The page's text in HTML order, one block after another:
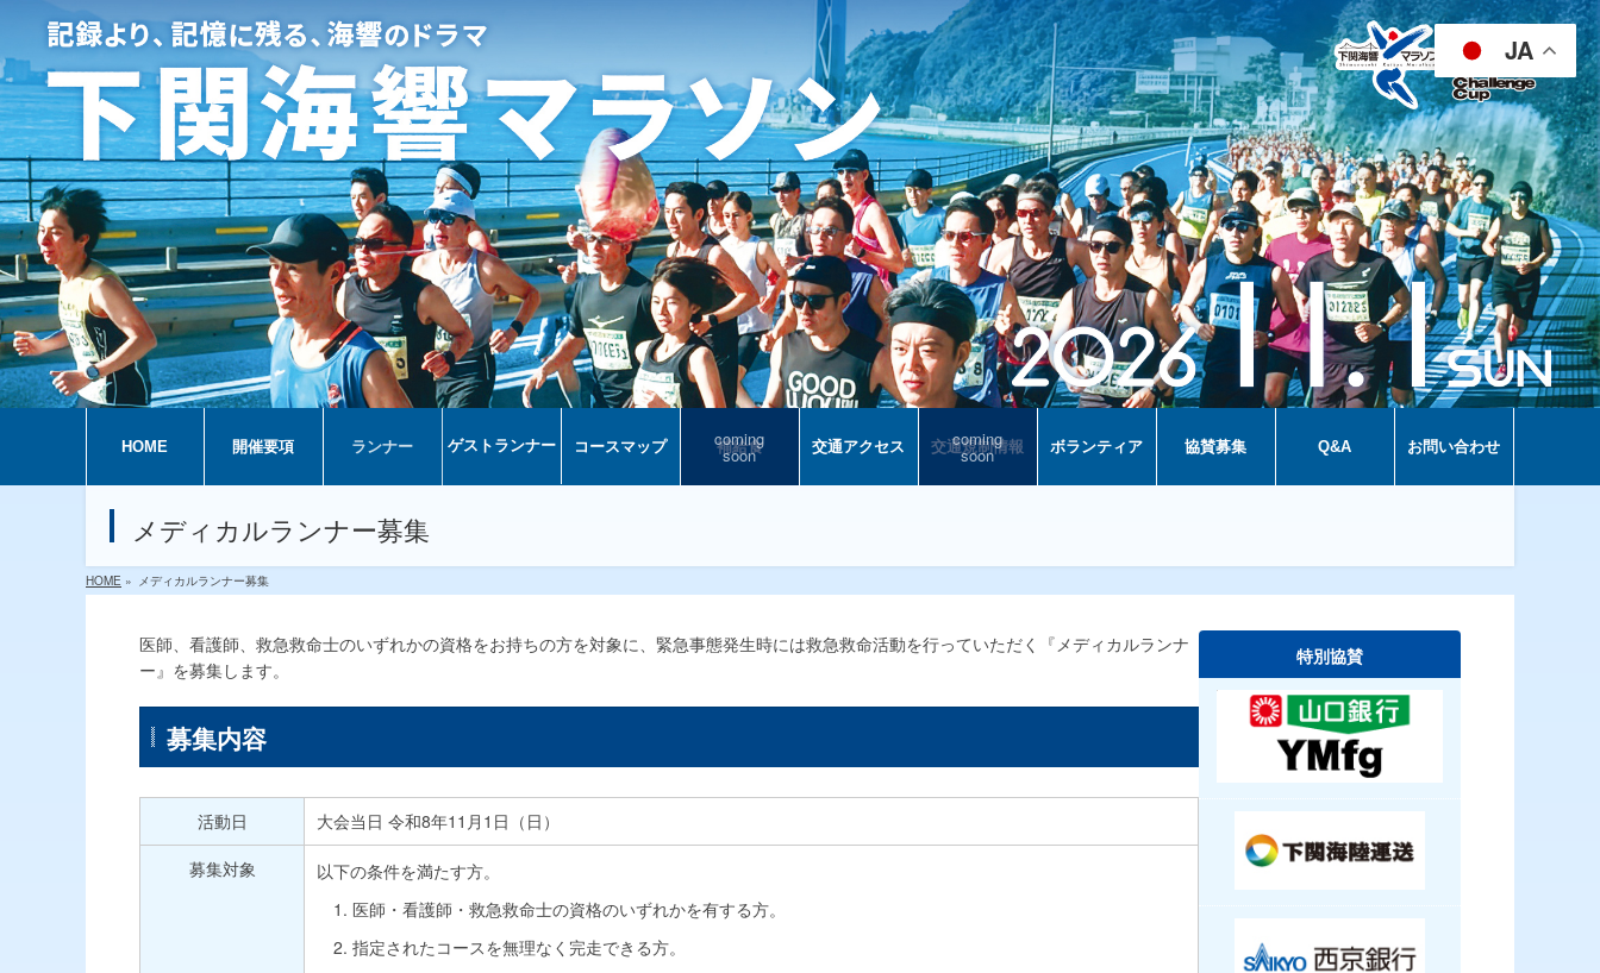
HOME 開催要項 ランナー ゲストランナー コースマップ 補給食 交通アクセス 交通規制情報 ボランティア 協賛募集 Q&A お問い合わせ
メディカルランナー募集
HOME » メディカルランナー募集
医師、看護師、救急救命士のいずれかの資格をお持ちの方を対象に、緊急事態発生時には救急救命活動を行っていただく『メディカルランナ
ー』を募集します。
募集内容
活動日
大会当日 令和8年11月1日（日）
募集対象
以下の条件を満たす方。
医師・看護師・救急救命士の資格のいずれかを有する方。
指定されたコースを無理なく完走できる方。
特別協賛
JA